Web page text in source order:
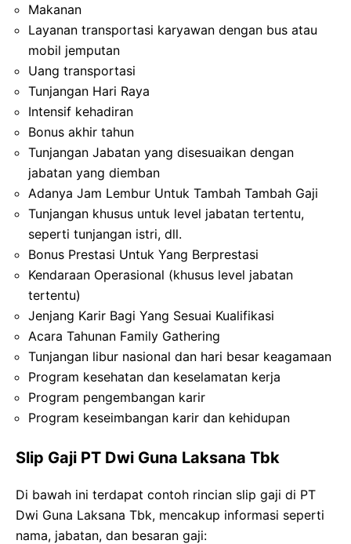
Makanan
Layanan transportasi karyawan dengan bus atau
mobil jemputan
Uang transportasi
Tunjangan Hari Raya
Intensif kehadiran
Bonus akhir tahun
Tunjangan Jabatan yang disesuaikan dengan
jabatan yang diemban
Adanya Jam Lembur Untuk Tambah Tambah Gaji
Tunjangan khusus untuk level jabatan tertentu,
seperti tunjangan istri, dll.
Bonus Prestasi Untuk Yang Berprestasi
Kendaraan Operasional (khusus level jabatan
tertentu)
Jenjang Karir Bagi Yang Sesuai Kualifikasi
Acara Tahunan Family Gathering
Tunjangan libur nasional dan hari besar keagamaan
Program kesehatan dan keselamatan kerja
Program pengembangan karir
Program keseimbangan karir dan kehidupan
Slip Gaji PT Dwi Guna Laksana Tbk
Di bawah ini terdapat contoh rincian slip gaji di PT
Dwi Guna Laksana Tbk, mencakup informasi seperti
nama, jabatan, dan besaran gaji: